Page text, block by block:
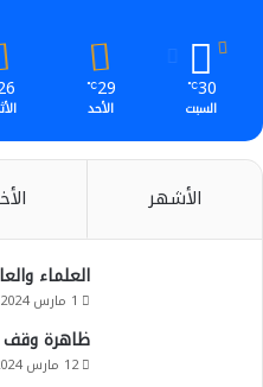
30
℃
السبت
29
℃
الأحد
الأشهر
العلماء
1 مارس 2024
ظاهرة وقف
12 مارس 2024